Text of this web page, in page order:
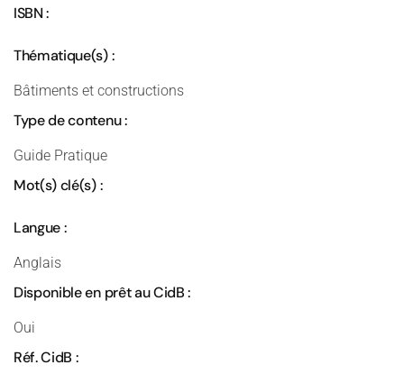
ISBN :
Thématique(s) :
Bâtiments et constructions
Type de contenu :
Guide Pratique
Mot(s) clé(s) :
Langue :
Anglais
Disponible en prêt au CidB :
Oui
Réf. CidB :